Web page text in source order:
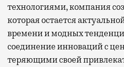
технологиями, компания
которая остается
времени и модных
соединение инноваций с
теряющими своей